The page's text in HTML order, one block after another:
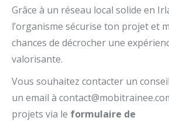
Grâce à un réseau local solide en
l’organisme sécurise ton projet et
chances de décrocher une
valorisante.
Vous souhaitez contacter un
un email à
projets via le formulaire de